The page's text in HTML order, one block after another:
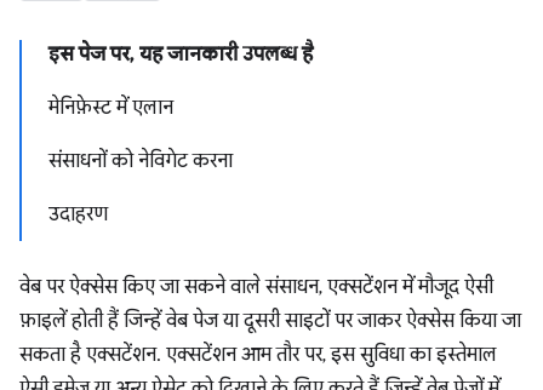
इस पेज पर, यह जानकारी उपलब्ध है
मेनिफ़ेस्ट में एलान
संसाधनों को नेविगेट करना
उदाहरण
वेब पर ऐक्सेस किए जा सकने वाले संसाधन, एक्सटेंशन में मौजूद ऐसी
फ़ाइलें होती हैं जिन्हें वेब पेज या दूसरी साइटों पर जाकर ऐक्सेस किया जा
सकता है एक्सटेंशन. एक्सटेंशन आम तौर पर, इस सुविधा का इस्तेमाल